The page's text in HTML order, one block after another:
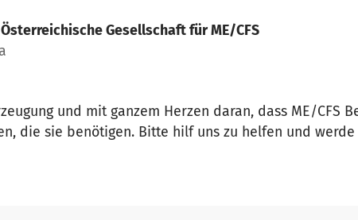
Österreichische Gesellschaft für ME/CFS
und mit ganzem Herzen daran, dass ME/CFS
die sie benötigen. Bitte hilf uns zu helfen und